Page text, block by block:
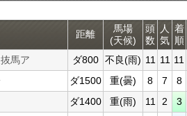
距離
馬場
(天候)
頭
数
人
気
着
順
馬ア ダ800 不良(雨) 11 11 11
ダ1500 重(曇) 8 7 8
ダ1400 重(雨) 11 2 3